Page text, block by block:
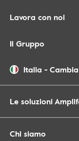
Lavora con noi
Il Gruppo
Italia -
Le soluzioni
Chi siamo